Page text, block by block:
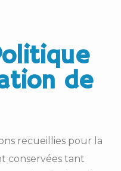
de
recueillies pour la
conservées tant